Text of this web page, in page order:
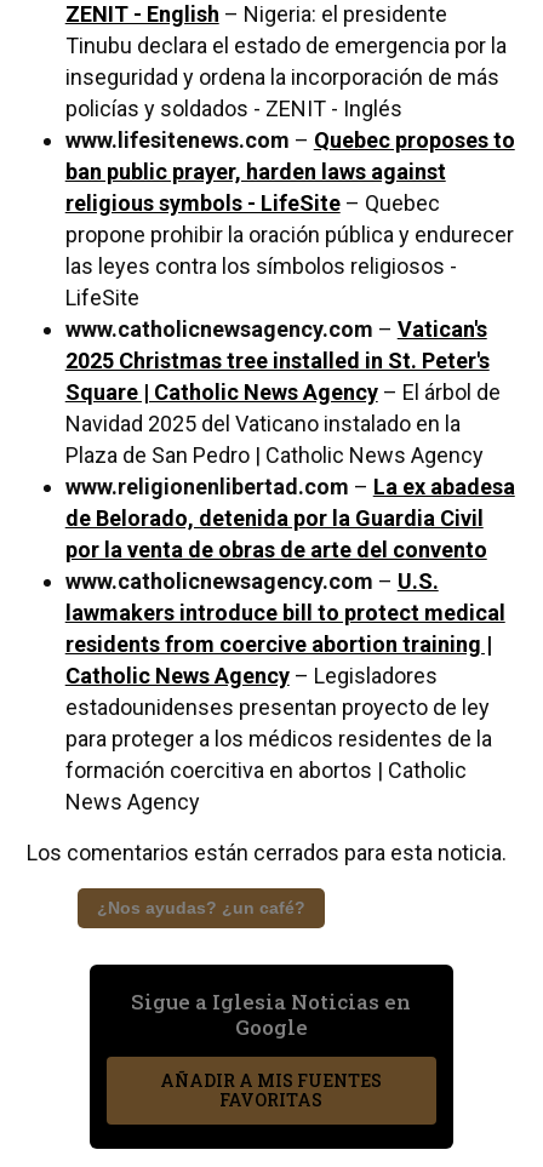
ZENIT - English – Nigeria: el presidente
Tinubu declara el estado de emergencia por la
inseguridad y ordena la incorporación de más
policías y soldados - ZENIT - Inglés
www.lifesitenews.com – Quebec proposes to
ban public prayer, harden laws against
religious symbols - LifeSite– Quebec
propone prohibir la oración pública y endurecer
las leyes contra los símbolos religiosos -
LifeSite
www.catholicnewsagency.com – Vatican's
2025 Christmas tree installed in St. Peter's
Square | Catholic News Agency– El árbol de
Navidad 2025 del Vaticano instalado en la
Plaza de San Pedro | Catholic News Agency
www.religionenlibertad.com – La ex abadesa
de Belorado, detenida por la Guardia Civil
por la venta de obras de arte del convento
www.catholicnewsagency.com – U.S.
lawmakers introduce bill to protect medical
residents from coercive abortion training |
Catholic News Agency– Legisladores
estadounidenses presentan proyecto de ley
para proteger a los médicos residentes de la
formación coercitiva en abortos | Catholic
News Agency
Los comentarios están cerrados para esta noticia.
¿Nos ayudas? ¿un café?
Sigue a Iglesia Noticias en
Google
AÑADIR A MIS FUENTES
FAVORITAS